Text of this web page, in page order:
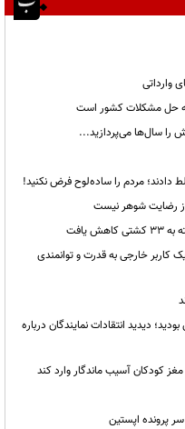
وارداتی
حل مشکلات کشور است
مردم را ساده‌لوح فرض نکنید!
از رضایت شوهر نیست
یافت
کاربر خارجی به قدرت و توانمندی
دیدید انتقادات نمایندگان درباره
کودکان آسیب ماندگار وارد کند
پرونده اپستین